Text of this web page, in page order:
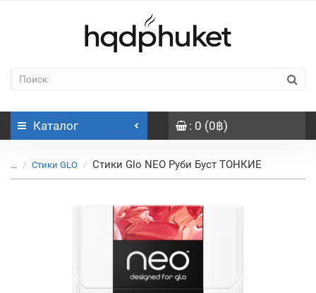
Каталог : 0 (0฿)
... Стики GLO Стики Glo NEO Руби Буст ТОНКИЕ